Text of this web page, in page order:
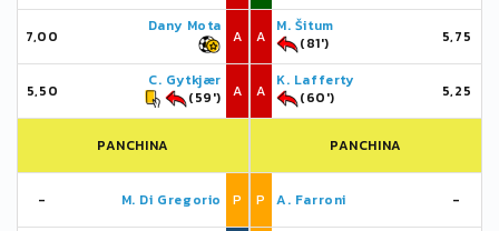
7,00
Dany Mota
A
5,50
C. Gytkjær
(59')
A
PANCHINA
- M. Di Gregorio P
A
M. Šitum
(81')
5,75
A
K. Lafferty
(60')
5,25
PANCHINA
P A. Farroni -